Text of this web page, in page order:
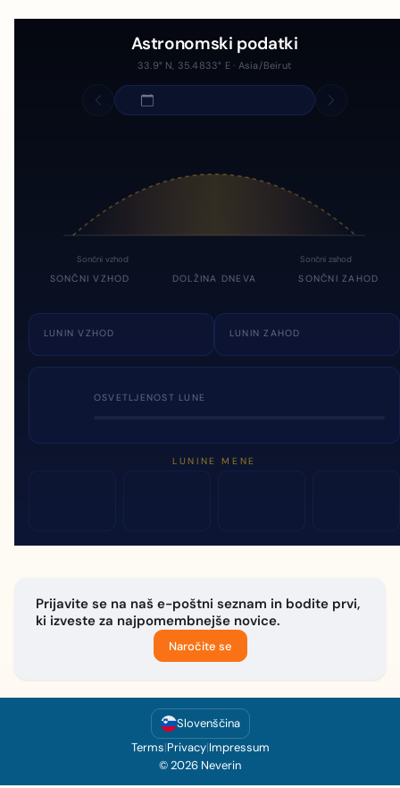
Astronomski podatki
33.9° N, 35.4833° E · Asia/Beirut
Sončni vzhod Sončni zahod
SONČNI VZHOD DOLŽINA DNEVA SONČNI ZAHOD
LUNIN VZHOD LUNIN ZAHOD
OSVETLJENOST LUNE
LUNINE MENE
Prijavite se na naš e-poštni seznam in bodite prvi,
ki izveste za najpomembnejše novice.
Naročite se
Slovenščina
Terms|Privacy|Impressum
© 2026 Neverin